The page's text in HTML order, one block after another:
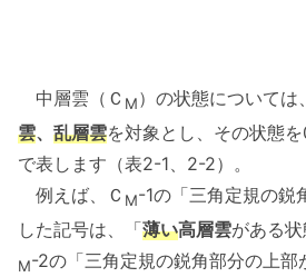
中層雲（Ｃ M）の状態については
雲、 乱層雲を対象とし、その状態
で表します（表2-1、2-2）。
例えば、Ｃ M-1の「三角定規の鋭
した記号は、「薄い高層雲がある
M-2の「三角定規の鋭角部分の上部